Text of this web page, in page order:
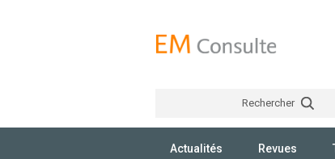
Rechercher
Actualités Revues